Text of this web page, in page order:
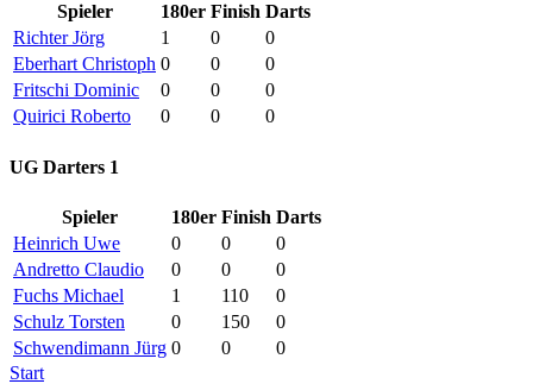
Spieler 180er Finish Darts
Richter Jörg
1 0
0
Eberhart Christoph 0 0
0
Fritschi Dominic
0 0
0
Quirici Roberto
0 0 0
UG Darters 1
Spieler 180er Finish Darts
Heinrich Uwe
0 0
0
Andretto Claudio
0 0
0
Fuchs Michael
1 110
0
Schulz Torsten
0 150
0
Schwendimann Jürg 0 0
0
Start